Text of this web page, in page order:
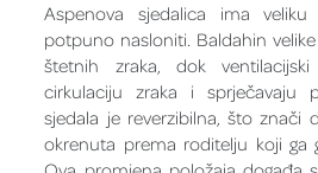
Aspenova sjedalica ima
potpuno nasloniti. Baldahin
štetnih zraka, dok
cirkulaciju zraka i sprječavaju
sjedala je reverzibilna, što znači
okrenuta prema roditelju koji ga